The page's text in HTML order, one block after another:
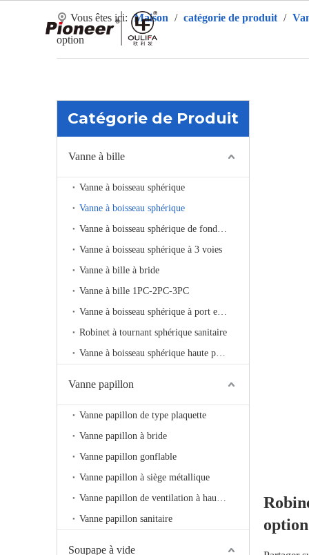
Vous êtes ici: Maison / catégorie de produit /
option
Catégorie de Produit
Vanne à bille
Vanne à boisseau sphérique
Vanne à boisseau sphérique
Vanne à boisseau sphérique de fond de réservoir
Vanne à boisseau sphérique à 3 voies
Vanne à bille à bride
Vanne à bille 1PC-2PC-3PC
Vanne à boisseau sphérique à port en V
Robinet à tournant sphérique sanitaire
Vanne à boisseau sphérique haute pression
Vanne papillon
Vanne papillon de type plaquette
Vanne papillon à bride
Vanne papillon gonflable
Vanne papillon à siège métallique
Vanne papillon de ventilation à haute température
Vanne papillon sanitaire
Soupape à vide
option